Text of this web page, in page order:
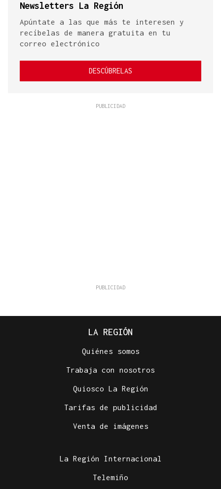
Newsletters La Región
Apúntate a las que más te interesen y
recíbelas de manera gratuita en tu
correo electrónico
DESCÚBRELAS
LA REGIÓN
Quiénes somos
Trabaja con nosotros
Quiosco La Región
Tarifas de publicidad
Venta de imágenes
La Región Internacional
Telemiño